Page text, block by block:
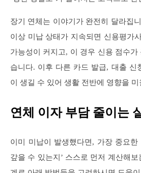
장기 연체는 이야기가 완전히 달라집
이상 미납 상태가 지속되면 신용평가
가능성이 커지고, 이 경우 신용 점수가
습니다. 이후 다른 카드 발급, 대출 신
이 생길 수 있어 생활 전반에 영향을
연체 이자 부담 줄이는
이미 미납이 발생했다면, 가장 중요한
갚을 수 있는지’ 스스로 먼저 계산해